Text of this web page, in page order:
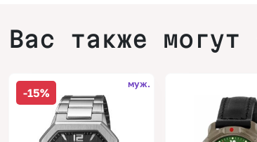
Вас также могут
-15%
муж.